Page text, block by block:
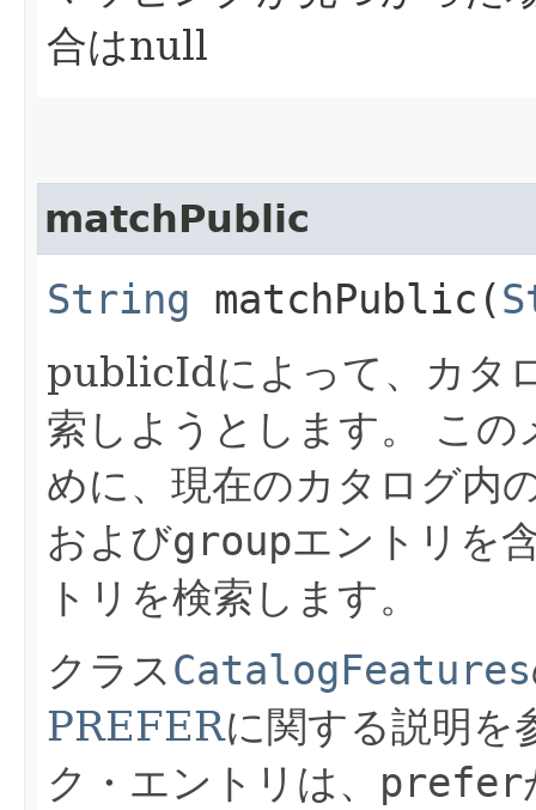
合はnull
matchPublic
String matchPublic​(
publicIdによって、カタ
索しようとします。
この
めに、現在のカタログ内
およびgroupエントリを
トリを検索します。
クラスCatalogFeatures
PREFERに関する説明を
ク・エントリは、 prefer